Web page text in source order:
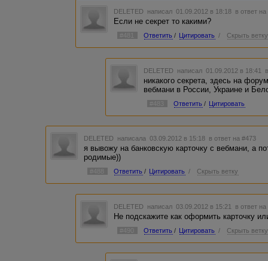
DELETED написал 01.09.2012 в 18:18 в ответ
Если не секрет то какими?
#481 Ответить / Цитировать / Скрыть ветку
DELETED написал 01.09.2012 в 18:41
никакого секрета, здесь на
вебмани в России, Украине и
#483 Ответить / Цитировать
DELETED написала 03.09.2012 в 15:18 в ответ на #473
я вывожу на банковскую карточку с вебмани, а
родимые))
#488 Ответить / Цитировать / Скрыть ветку
DELETED написал 03.09.2012 в 15:21 в ответ
Не подскажите как оформить карточку
#490 Ответить / Цитировать / Скрыть ветку